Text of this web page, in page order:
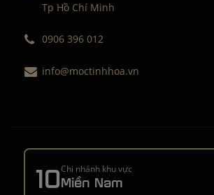
Tp Hồ Chí Minh
0906 396 012
info@moctinhhoa.vn
10Chi nhánh khu vực
Miền Nam